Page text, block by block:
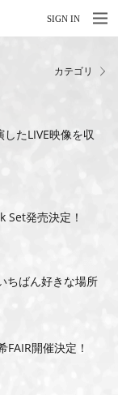
SIGN IN
カテゴリ
たLIVE映像を収
発売決定！
ちばん好きな場所
開催決定！